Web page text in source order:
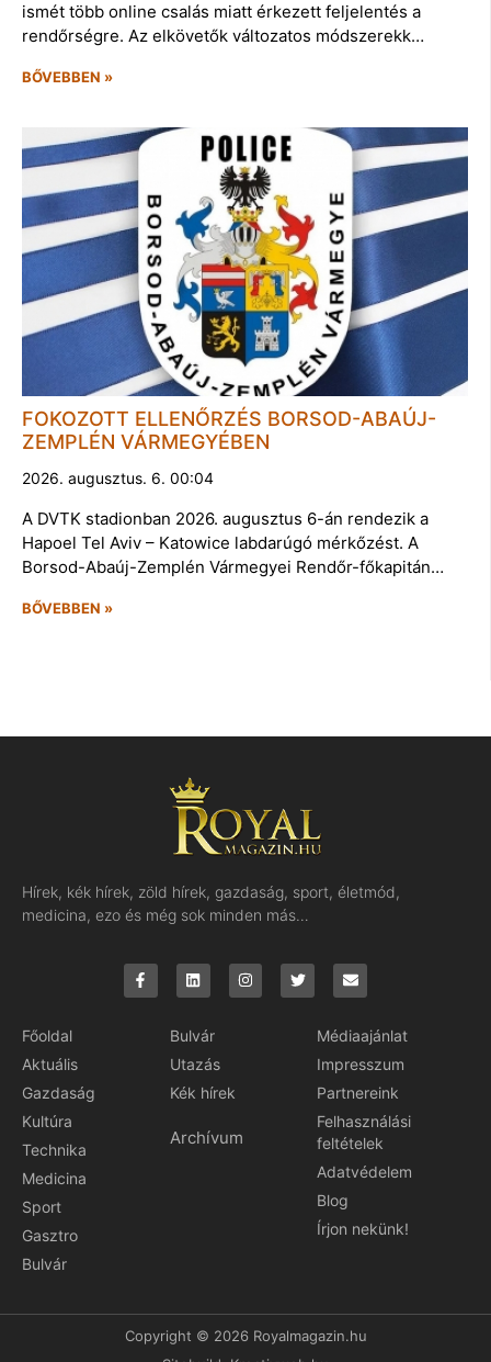
ismét több online csalás miatt érkezett feljelentés a
rendőrségre. Az elkövetők változatos módszerekk…
BŐVEBBEN »
FOKOZOTT ELLENŐRZÉS BORSOD-ABAÚJ-
ZEMPLÉN VÁRMEGYÉBEN
2026. augusztus. 6. 00:04
A DVTK stadionban 2026. augusztus 6-án rendezik a
Hapoel Tel Aviv – Katowice labdarúgó mérkőzést. A
Borsod-Abaúj-Zemplén Vármegyei Rendőr-főkapitán…
BŐVEBBEN »
Hírek, kék hírek, zöld hírek, gazdaság, sport, életmód,
medicina, ezo és még sok minden más…
Főoldal
Aktuális
Gazdaság
Kultúra
Technika
Medicina
Sport
Gasztro
Bulvár
Bulvár
Utazás
Kék hírek
Archívum
Médiaajánlat
Impresszum
Partnereink
Felhasználási
feltételek
Adatvédelem
Blog
Írjon nekünk!
Copyright © 2026 Royalmagazin.hu